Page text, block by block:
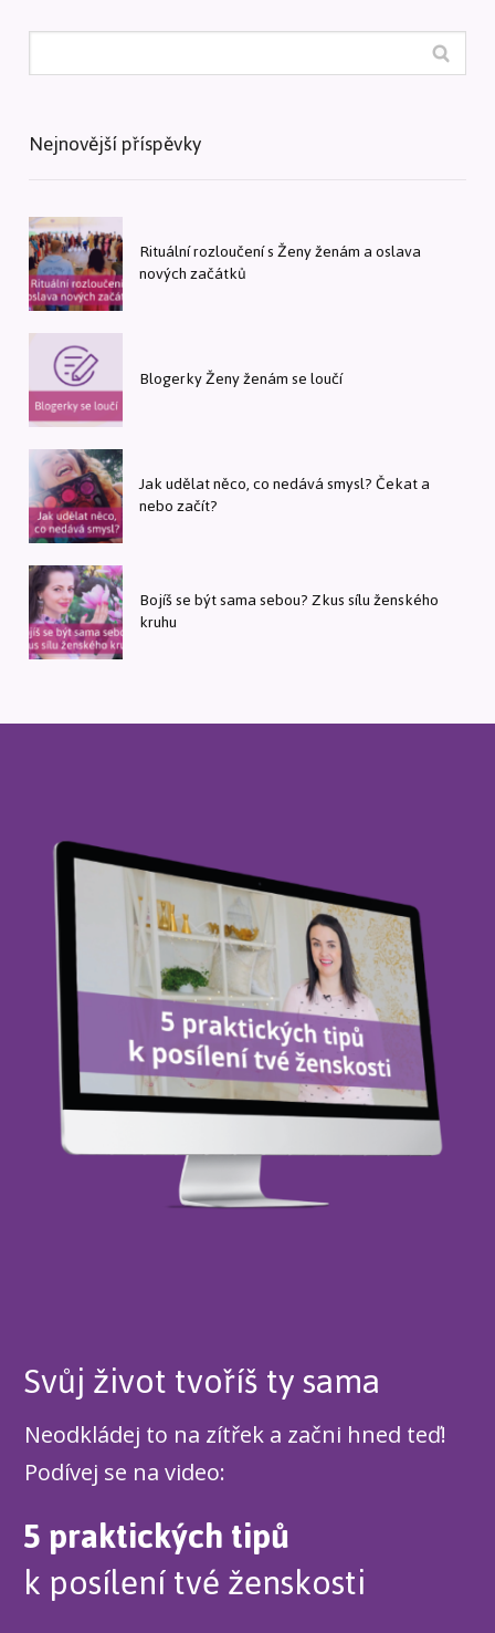
Nejnovější příspěvky
Rituální rozloučení s Ženy ženám a oslava
nových začátků
Blogerky Ženy ženám se loučí
Jak udělat něco, co nedává smysl? Čekat a
nebo začít?
Bojíš se být sama sebou? Zkus sílu ženského
kruhu
Svůj život tvoříš ty sama
Neodkládej to na zítřek a začni hned teď!
Podívej se na video:
5 praktických tipů
k posílení tvé ženskosti